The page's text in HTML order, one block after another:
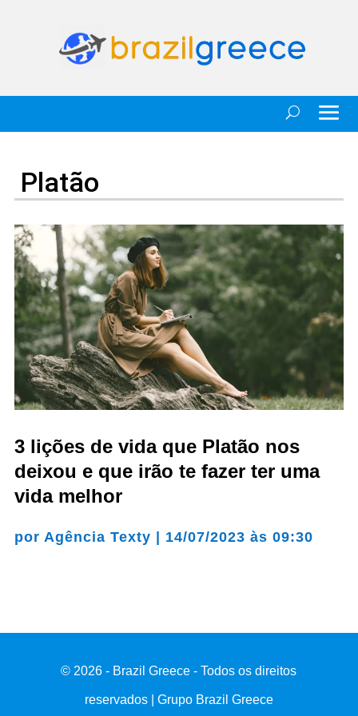
Platão
3 lições de vida que Platão nos
deixou e que irão te fazer ter uma
vida melhor
por Agência Texty | 14/07/2023 às 09:30
© 2026 - Brazil Greece - Todos os direitos
reservados | Grupo Brazil Greece